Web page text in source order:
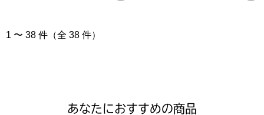
1 〜 38 件（全 38 件）
あなたにおすすめの商品